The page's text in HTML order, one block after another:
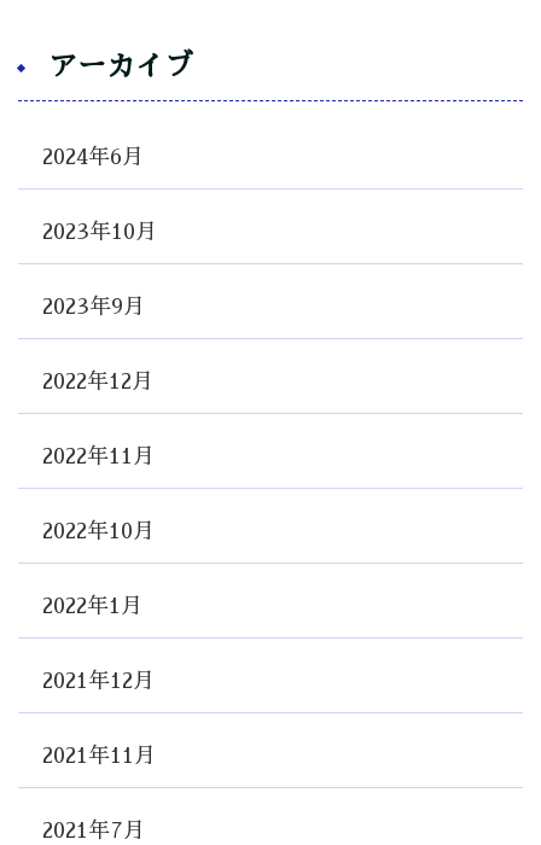
アーカイブ
2024年6月
2023年10月
2023年9月
2022年12月
2022年11月
2022年10月
2022年1月
2021年12月
2021年11月
2021年7月